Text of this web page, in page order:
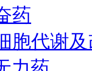
药
胞代谢